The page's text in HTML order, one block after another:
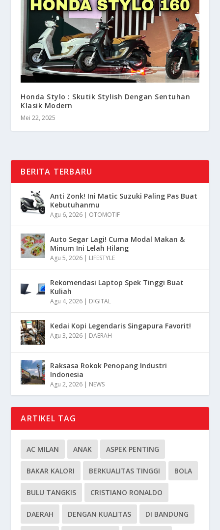
Honda Stylo : Skutik Stylish Dengan Sentuhan
Klasik Modern
Mei 22, 2025
BERITA TERBARU
Anti Zonk! Ini Matic Suzuki Paling Pas Buat
Kebutuhanmu
Agu 6, 2026 | OTOMOTIF
Auto Segar Lagi! Cuma Modal Makan &
Minum Ini Lelah Hilang
Agu 5, 2026 | LIFESTYLE
Rekomendasi Laptop Spek Tinggi Buat
Kuliah
Agu 4, 2026 | DIGITAL
Kedai Kopi Legendaris Singapura Favorit!
Agu 3, 2026 | DAERAH
Raksasa Rokok Penopang Industri
Indonesia
Agu 2, 2026 | NEWS
ARTIKEL TAG
AC MILAN ANAK ASPEK PENTING
BAKAR KALORI BERKUALITAS TINGGI BOLA
BULU TANGKIS CRISTIANO RONALDO
DAERAH DENGAN KUALITAS DI BANDUNG